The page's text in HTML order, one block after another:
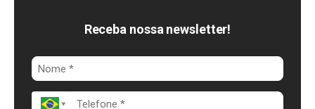
o
o
k
I
n
A
p
p
Receba nossa newsletter!